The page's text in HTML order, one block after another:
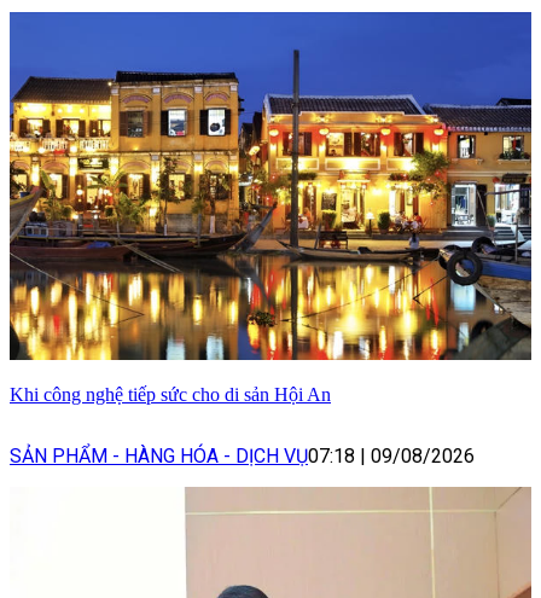
Khi công nghệ tiếp sức cho di sản Hội An
SẢN PHẨM - HÀNG HÓA - DỊCH VỤ07:18 | 09/08/2026